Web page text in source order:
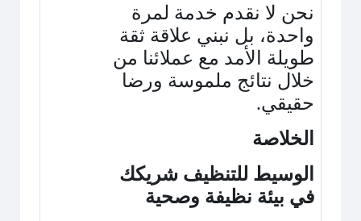
نحن لا نقدم خدمة لمرة
واحدة، بل نبني علاقة ثقة
طويلة الأمد مع عملائنا من
خلال نتائج ملموسة ورضا
حقيقي.
الخلاصة
الوسيط للتنظيف شريكك
في بيئة نظيفة وصحية